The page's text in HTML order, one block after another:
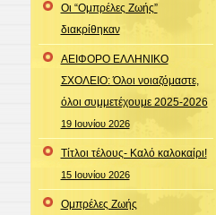
Οι “Ομπρέλες Ζωής”
διακρίθηκαν
ΑΕΙΦΟΡΟ ΕΛΛΗΝΙΚΟ
ΣΧΟΛΕΙΟ: Όλοι νοιαζόμαστε,
όλοι συμμετέχουμε 2025-2026
19 Ιουνίου 2026
Τίτλοι τέλους- Καλό καλοκαίρι!
15 Ιουνίου 2026
Ομπρέλες Ζωής